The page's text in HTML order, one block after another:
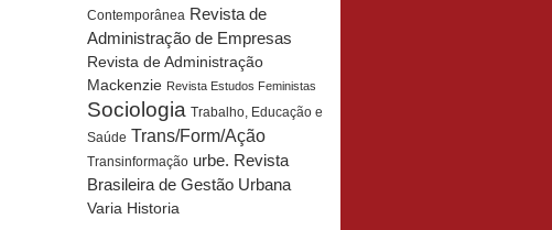
Contemporânea Revista de
Administração de Empresas
Revista de Administração
Mackenzie Revista Estudos Feministas
Sociologia Trabalho, Educação e
Saúde Trans/Form/Ação
Transinformação urbe. Revista
Brasileira de Gestão Urbana
Varia Historia